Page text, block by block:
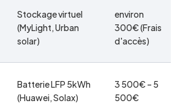
Stockage virtuel
(MyLight, Urban
solar)
environ
300€ (Frais
d'accès)
Batterie LFP 5kWh
(Huawei, Solax)
3 500€ – 5
500€